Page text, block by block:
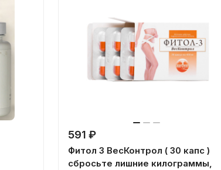
591 ₽
Фитол 3 ВесКонтрол ( 30 капс )
сбросьте лишние килограммы,